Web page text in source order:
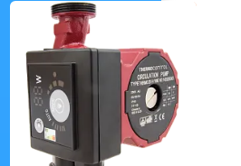
2 700 Kč bez DPH
3 267 Kč vč. DPH